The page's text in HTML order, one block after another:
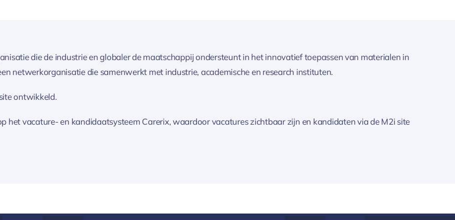
die de industrie en globaler de maatschappij ondersteunt in het innovatief toepassen van materialen in
netwerkorganisatie die samenwerkt met industrie, academische en research instituten.
ontwikkeld.
het vacature- en kandidaatsysteem Carerix, waardoor vacatures zichtbaar zijn en kandidaten via de M2i site